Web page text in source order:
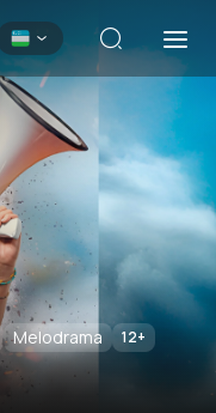
Melodrama 12+